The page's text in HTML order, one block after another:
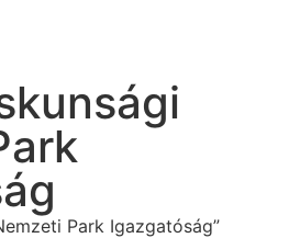
Park Igazgatóság”